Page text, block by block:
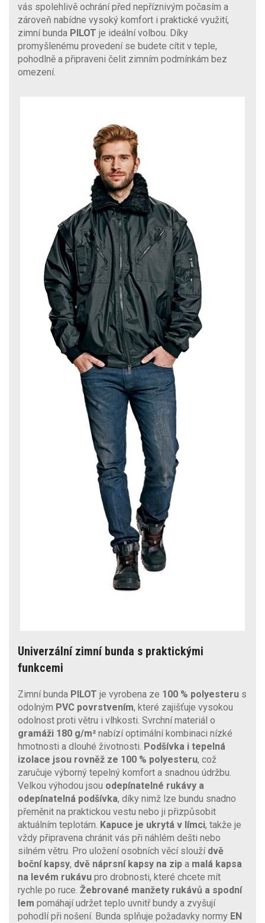
vás spolehlivě ochrání před nepříznivým počasím a
zároveň nabídne vysoký komfort i praktické využití,
zimní bunda PILOT je ideální volbou. Díky
promyšlenému provedení se budete cítit v teple,
pohodlně a připraveni čelit zimním podmínkám bez
omezení.
Univerzální zimní bunda s praktickými
funkcemi
Zimní bunda PILOT je vyrobena ze 100 % polyesteru s
odolným PVC povrstvením, které zajišťuje vysokou
odolnost proti větru i vlhkosti. Svrchní materiál o
gramáži 180 g/m² nabízí optimální kombinaci nízké
hmotnosti a dlouhé životnosti. Podšívka i tepelná
izolace jsou rovněž ze 100 % polyesteru, což
zaručuje výborný tepelný komfort a snadnou údržbu.
Velkou výhodou jsou odepínatelné rukávy a
odepínatelná podšívka, díky nimž lze bundu snadno
přeměnit na praktickou vestu nebo ji přizpůsobit
aktuálním teplotám. Kapuce je ukrytá v límci, takže je
vždy připravena chránit vás při náhlém dešti nebo
silném větru. Pro uložení osobních věcí slouží dvě
boční kapsy, dvě náprsní kapsy na zip a malá kapsa
na levém rukávu pro drobnosti, které chcete mít
rychle po ruce. Žebrované manžety rukávů a spodní
lem pomáhají udržet teplo uvnitř bundy a zvyšují
pohodlí při nošení. Bunda splňuje požadavky normy EN